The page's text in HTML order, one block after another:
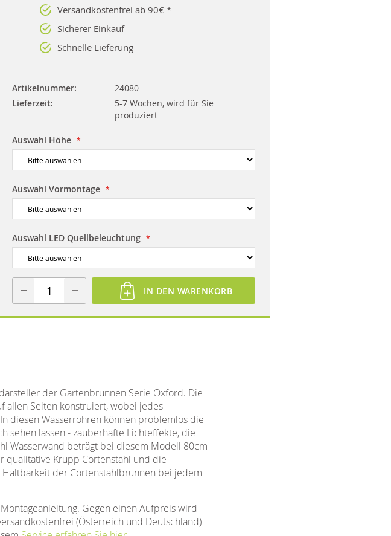
Versandkostenfrei ab 90€ *
Sicherer Einkauf
Schnelle Lieferung
Artikelnummer
24080
Lieferzeit
5-7 Wochen, wird für Sie
produziert
Auswahl Höhe
Auswahl Vormontage
Auswahl LED Quellbeleuchtung
IN DEN WARENKORB
der Gartenbrunnen Serie Oxford. Die
allen Seiten konstruiert, wobei jedes
diesen Wasserrohren können problemlos die
sehen lassen - zauberhafte Lichteffekte, die
Wasserwand beträgt bei diesem Modell 80cm
qualitative Krupp Cortenstahl und die
der Cortenstahlbrunnen bei jedem
Gegen einen Aufpreis wird
(Österreich und Deutschland)